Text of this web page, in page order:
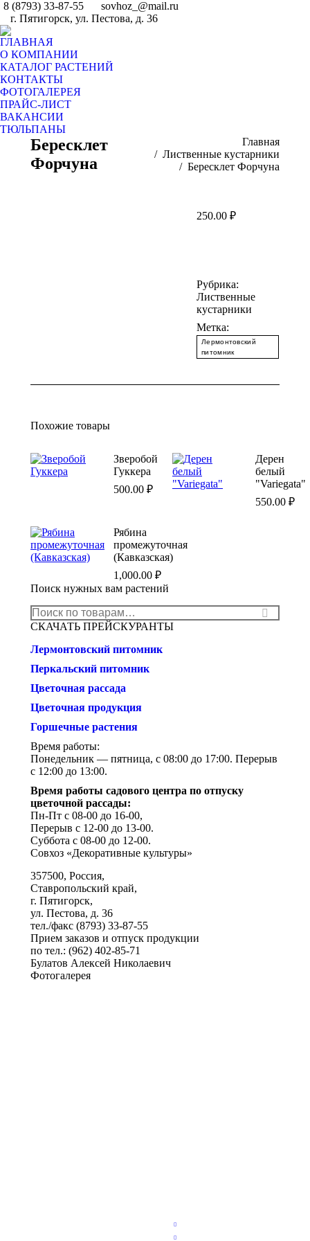
8 (8793) 33-87-55
sovhoz_@mail.ru
г. Пятигорск, ул. Пестова, д. 36
ГЛАВНАЯ
О КОМПАНИИ
КАТАЛОГ РАСТЕНИЙ
КОНТАКТЫ
ФОТОГАЛЕРЕЯ
ПРАЙС-ЛИСТ
ВАКАНСИИ
ТЮЛЬПАНЫ
Бересклет
Форчуна
Главная
Лиственные кустарники
Бересклет Форчуна
250.00 ₽
Рубрика:
Лиственные
кустарники
Метка:
Лермонтовский
питомник
Похожие товары
Зверобой
Гуккера
500.00 ₽
Дерен
белый
"Variegata"
550.00 ₽
Рябина
промежуточная
(Кавказская)
1,000.00 ₽
Поиск нужных вам растений
СКАЧАТЬ ПРЕЙСКУРАНТЫ
Лермонтовский питомник
Перкальский питомник
Цветочная рассада
Цветочная продукция
Горшечные растения
Время работы:
Понедельник — пятница, с 08:00 до 17:00. Перерыв
с 12:00 до 13:00.
Время работы садового центра по отпуску
цветочной рассады:
Пн-Пт с 08-00 до 16-00,
Перерыв с 12-00 до 13-00.
Суббота с 08-00 до 12-00.
Совхоз «Декоративные культуры»
357500, Россия,
Ставропольский край,
г. Пятигорск,
ул. Пестова, д. 36
тел./факс (8793) 33-87-55
Прием заказов и отпуск продукции
по тел.: (962) 402-85-71
Булатов Алексей Николаевич
Фотогалерея